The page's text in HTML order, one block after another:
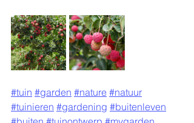
#tuin #garden #nature #natuur
#tuinieren #gardening #buitenleven